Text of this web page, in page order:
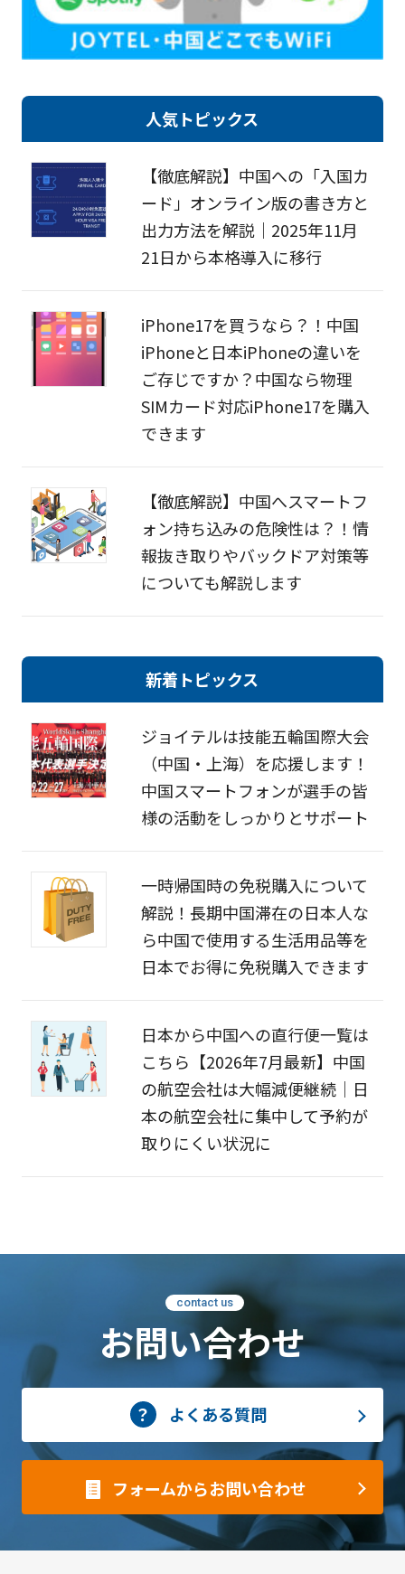
人気トピックス
【徹底解説】中国への「入国カ
ード」オンライン版の書き方と
出力方法を解説｜2025年11月
21日から本格導入に移行
iPhone17を買うなら？！中国
iPhoneと日本iPhoneの違いを
ご存じですか？中国なら物理
SIMカード対応iPhone17を購入
できます
【徹底解説】中国へスマートフ
ォン持ち込みの危険性は？！情
報抜き取りやバックドア対策等
についても解説します
新着トピックス
ジョイテルは技能五輪国際大会
（中国・上海）を応援します！
中国スマートフォンが選手の皆
様の活動をしっかりとサポート
一時帰国時の免税購入について
解説！長期中国滞在の日本人な
ら中国で使用する生活用品等を
日本でお得に免税購入できます
日本から中国への直行便一覧は
こちら【2026年7月最新】中国
の航空会社は大幅減便継続｜日
本の航空会社に集中して予約が
取りにくい状況に
contact us
お問い合わせ
よくある質問
フォームからお問い合わせ